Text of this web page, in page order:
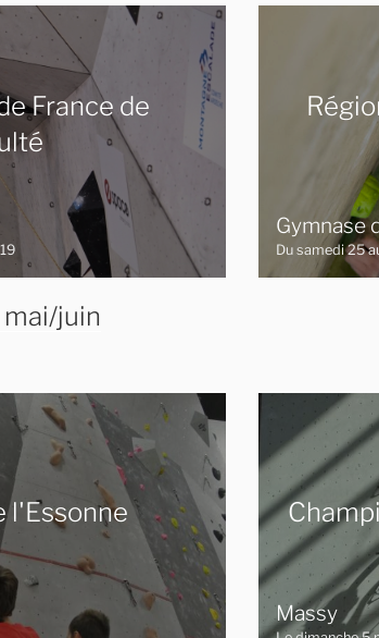
France de
Gymnase
Du samedi 25
mai/juin
l'Essonne
Massy